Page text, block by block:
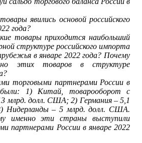
явились основой российского
года?
товары приходится наибольший
структуре российского импорта
в январе 2022 года? Почему
этих товаров в структуре
торговыми партнерами России в
были: 1) Китай, товарооборот с
млрд. долл. США; 2) Германия – 5,1
Нидерланды – 5 млрд. долл. США.
именно эти страны выступили
партнерами России в январе 2022